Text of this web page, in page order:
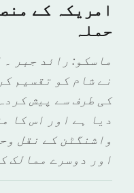
امریکہ کے
حملہ
ماسکو: رائد جبر ۔
نے شام کو تقسیم
کی طرف سے پیش
دیا ہے اور اس کا
واشنگٹن کے نقل
اور دوسرے ممالک